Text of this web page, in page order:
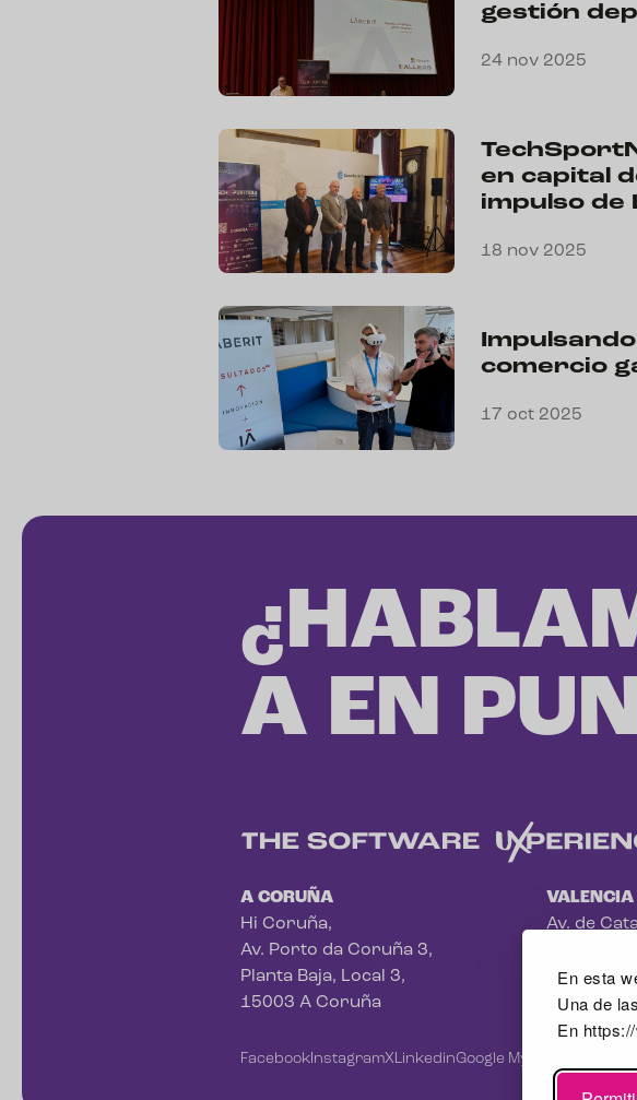
En esta
Una de
En
gestión
24 nov 2025
en capital
impulso de
18 nov 2025
comercio
17 oct 2025
A EN
A CORUÑA
Hi Coruña,
Av. Porto da Coruña 3,
Planta Baja, Local 3,
15003 A Coruña
VALENCIA
Av. de
FacebookInstagramXLinkedinGoogle Mybusiness